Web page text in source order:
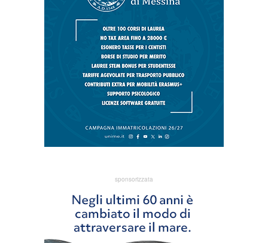
sponsorizzata